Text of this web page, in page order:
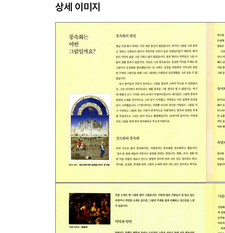
장 프랑수아 밀레|이삭줍기 장 프랑수아 밀레|접
중앙우체국 여섯 시 일 분 전 케네스 헤이즈 밀러|
5 사랑과 상실의 아픔을 담은 풍속화
장 오노레 프라고나르|그네 구스타프 클림트|
희망 잃은 새벽 아서 휴즈|바다에서 돌아온 아들
6 동물을 그린 풍속화
얀 아셀레인|성난 백조 롤란트 사베리|새가 있는
그림 찾아보기 인물 사전
상세 이미지